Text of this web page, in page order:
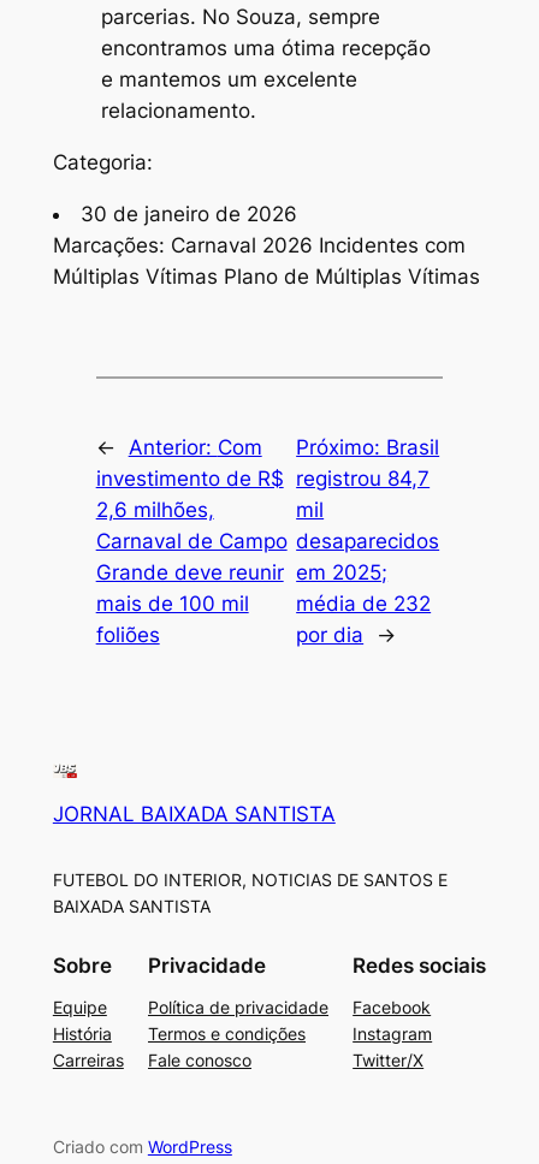
parcerias. No Souza, sempre
encontramos uma ótima recepção
e mantemos um excelente
relacionamento.
Categoria:
30 de janeiro de 2026
Marcações: Carnaval 2026 Incidentes com
Múltiplas Vítimas Plano de Múltiplas Vítimas
← Anterior: Com
investimento de R$
2,6 milhões,
Carnaval de Campo
Grande deve reunir
mais de 100 mil
foliões
Próximo: Brasil
registrou 84,7
mil
desaparecidos
em 2025;
média de 232
por dia
→
JORNAL BAIXADA SANTISTA
FUTEBOL DO INTERIOR, NOTICIAS DE SANTOS E
BAIXADA SANTISTA
Sobre
Equipe
História
Carreiras
Privacidade
Política de privacidade
Termos e condições
Fale conosco
Redes sociais
Facebook
Instagram
Twitter/X
Criado com WordPress